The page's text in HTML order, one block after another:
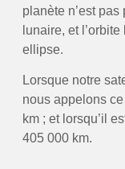
planète n’est
lunaire, et
ellipse.
Lorsque notre
nous appelons
km ; et lorsqu’il
405 000 km.